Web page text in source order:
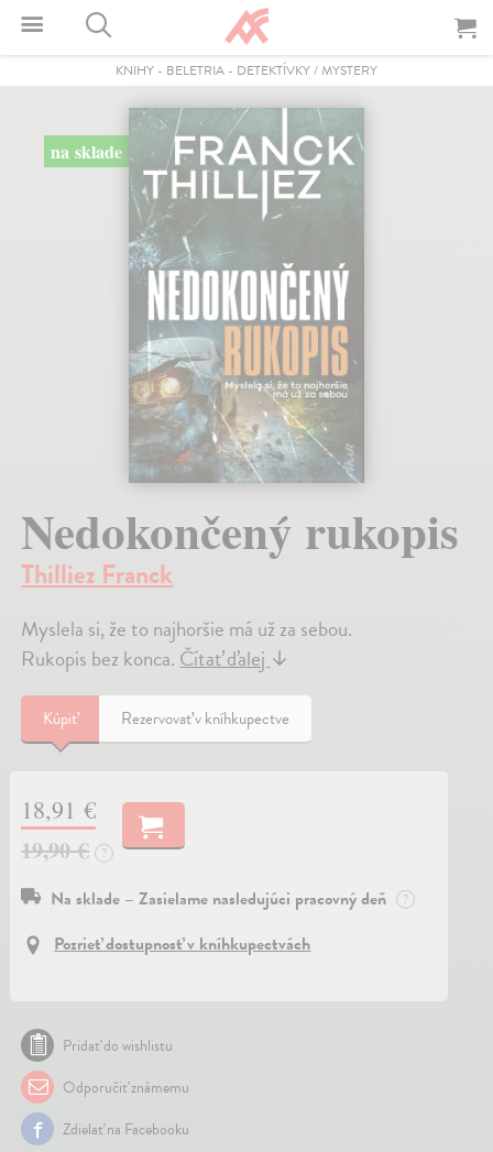
KNIHY - BELETRIA - DETEKTÍVKY / MYSTERY
na sklade
Nedokončený rukopis
Thilliez Franck
Myslela si, že to najhoršie má už za sebou.
Rukopis bez konca. Čítať ďalej ↓
Kúpiť Rezervovať v kníhkupectve
18,91 €
19,90 €
?
Na sklade – Zasielame nasledujúci pracovný deň ?
Pozrieť dostupnosť v kníhkupectvách
Pridať do wishlistu
Odporučiť známemu
Zdielať na Facebooku